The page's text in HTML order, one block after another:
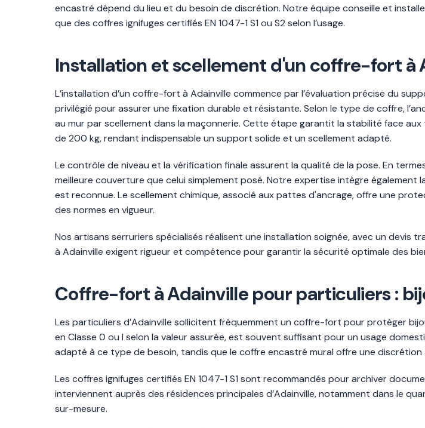
encastré dépend du lieu et du besoin de discrétion. Notre équipe conseille et
que des coffres ignifuges certifiés EN 1047-1 S1 ou S2 selon l’usage.
Installation et scellement d'un coffre-fort à
L’installation d’un coffre-fort à Adainville commence par l’évaluation précise du
privilégié pour assurer une fixation durable et résistante. Selon le type de coffre,
au mur par scellement dans la maçonnerie. Cette étape garantit la stabilité face
de 200 kg, rendant indispensable un support solide et un scellement adapté.
Le contrôle de niveau et la vérification finale assurent la qualité de la pose. En
meilleure couverture que celui simplement posé. Notre expertise intègre
est reconnue. Le scellement chimique, associé aux pattes d'ancrage, offre une
des normes en vigueur.
Nos artisans serruriers spécialisés réalisent une installation soignée, avec un devis
à Adainville exigent rigueur et compétence pour garantir la sécurité optimale des
Coffre-fort à Adainville pour particuliers :
Les particuliers d’Adainville sollicitent fréquemment un coffre-fort pour protéger
en Classe 0 ou I selon la valeur assurée, est souvent suffisant pour un usage
adapté à ce type de besoin, tandis que le coffre encastré mural offre une discrétion
Les coffres ignifuges certifiés EN 1047-1 S1 sont recommandés pour archiver
interviennent auprès des résidences principales d’Adainville, notamment dans le
sur-mesure.